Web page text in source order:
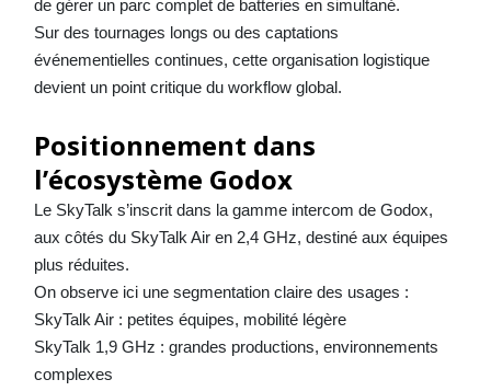
de gérer un parc complet de batteries en simultané.
Sur des tournages longs ou des captations
événementielles continues, cette organisation logistique
devient un point critique du workflow global.
Positionnement dans
l’écosystème Godox
Le SkyTalk s’inscrit dans la gamme intercom de Godox,
aux côtés du SkyTalk Air en 2,4 GHz, destiné aux équipes
plus réduites.
On observe ici une segmentation claire des usages :
SkyTalk Air : petites équipes, mobilité légère
SkyTalk 1,9 GHz : grandes productions, environnements
complexes